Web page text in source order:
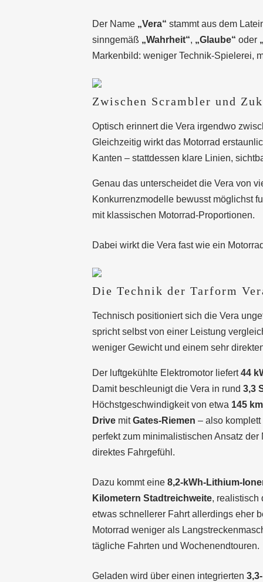
Der Name „Vera“ stammt aus dem
sinngemäß „Wahrheit“, „Glaube“ oder
Markenbild: weniger Technik-Spielerei,
Zwischen Scrambler und
Optisch erinnert die Vera irgendwo
Gleichzeitig wirkt das Motorrad
Kanten – stattdessen klare Linien,
Genau das unterscheidet die Vera von
Konkurrenzmodelle bewusst möglichst
mit klassischen Motorrad-Proportionen.
Dabei wirkt die Vera fast wie ein
Die Technik der Tarform
Technisch positioniert sich die Vera
spricht selbst von einer Leistung
weniger Gewicht und einem sehr
Der luftgekühlte Elektromotor liefert44
Damit beschleunigt die Vera in rund 3,3
Höchstgeschwindigkeit von etwa 145
DrivemitGates-Riemen – also
perfekt zum minimalistischen Ansatz
direktes Fahrgefühl.
Dazu kommt eine 8,2-kWh-Lithium-
Kilometern Stadtreichweite, realistisch
etwas schnellerer Fahrt allerdings eher
Motorrad weniger als
tägliche Fahrten und Wochenendtouren.
Geladen wird über einen integrierten